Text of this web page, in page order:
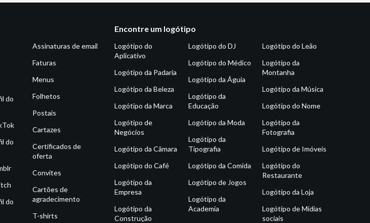
do
do
do
Assinaturas de email
Faturas
Menus
Folhetos
Postais
Cartazes
Certificados de
oferta
Convites
Cartões de
agradecimento
T-shirts
Encontre um logótipo
Logótipo do
Aplicativo
Logótipo da Padaria
Logótipo da Beleza
Logótipo da Marca
Logótipo de
Negócios
Logótipo da Câmara
Logótipo do Café
Logótipo da
Empresa
Logótipo da
Construção
Logótipo do DJ
Logótipo do Médico
Logótipo da Águia
Logótipo da
Educação
Logótipo da Moda
Logótipo da
Tipografia
Logótipo da Comida
Logótipo de Jogos
Logótipo da
Academia
Logótipo do Leão
Logótipo da
Montanha
Logótipo da Música
Logótipo do Nome
Logótipo da
Fotografia
Logótipo de Imóveis
Logótipo do
Restaurante
Logótipo da Loja
Logótipo de Mídias
sociais